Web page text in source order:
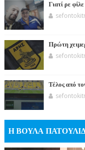
Γιατί ρε φίλε
Πρώτη
Τέλος από
Η ΒΟΥΛΑ